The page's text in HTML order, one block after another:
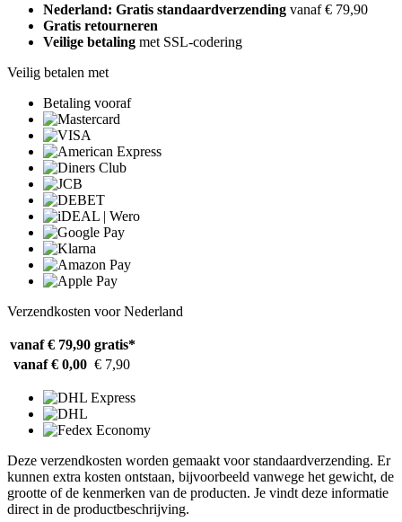
Nederland: Gratis standaardverzending vanaf € 79,90
Gratis retourneren
Veilige betaling met SSL-codering
Veilig betalen met
Betaling vooraf
Verzendkosten voor Nederland
vanaf € 79,90 gratis*
vanaf € 0,00 € 7,90
Deze verzendkosten worden gemaakt voor standaardverzending. Er
kunnen extra kosten ontstaan, bijvoorbeeld vanwege het gewicht, de
grootte of de kenmerken van de producten. Je vindt deze informatie
direct in de productbeschrijving.